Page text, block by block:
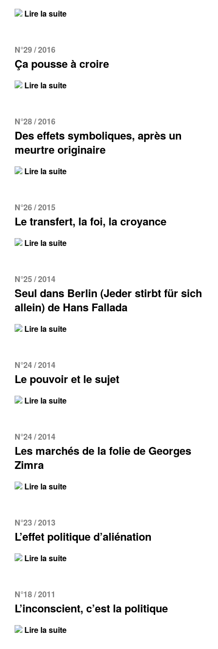
Lire la suite
N°29 / 2016
Ça pousse à croire
Lire la suite
N°28 / 2016
Des effets symboliques, après un
meurtre originaire
Lire la suite
N°26 / 2015
Le transfert, la foi, la croyance
Lire la suite
N°25 / 2014
Seul dans Berlin (Jeder stirbt für sich
allein) de Hans Fallada
Lire la suite
N°24 / 2014
Le pouvoir et le sujet
Lire la suite
N°24 / 2014
Les marchés de la folie de Georges
Zimra
Lire la suite
N°23 / 2013
L’effet politique d’aliénation
Lire la suite
N°18 / 2011
L’inconscient, c’est la politique
Lire la suite